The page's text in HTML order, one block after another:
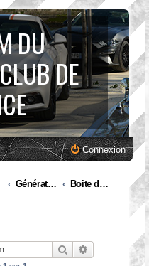
DU
DE
Connexion
Génération III. Mustang (1979 à 1993) Boite de vitesse
RechercherRecherche